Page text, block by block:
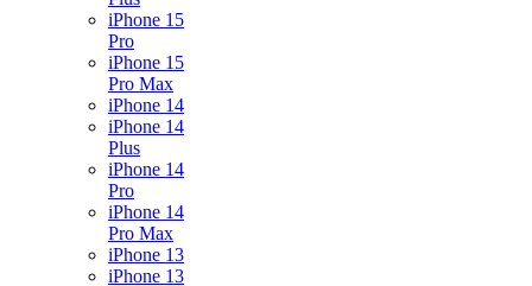
iPhone 15
Pro
iPhone 15
Pro Max
iPhone 14
iPhone 14
Plus
iPhone 14
Pro
iPhone 14
Pro Max
iPhone 13
iPhone 13